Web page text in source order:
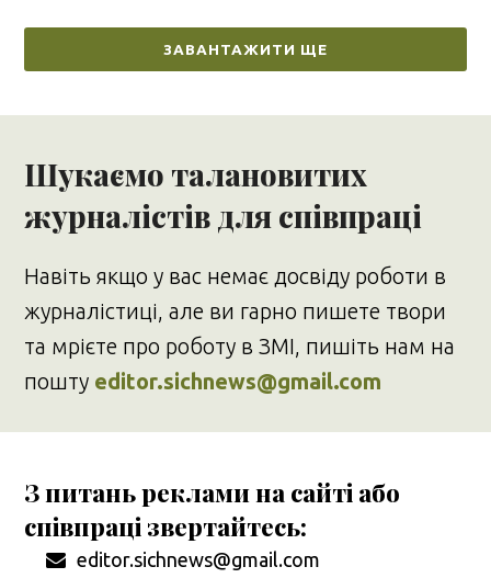
ЗАВАНТАЖИТИ ЩЕ
Шукаємо талановитих
журналістів для співпраці
Навіть якщо у вас немає досвіду роботи в
журналістиці, але ви гарно пишете твори
та мрієте про роботу в ЗМІ, пишіть нам на
пошту editor.sichnews@gmail.com
З питань реклами на сайті або
співпраці звертайтесь:
editor.sichnews@gmail.com